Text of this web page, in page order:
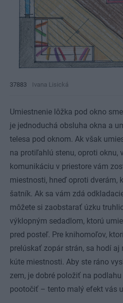
37883 Ivana Lisická
Umiestnenie lôžka pod okno
je jednoduchá obsluha okna a
telesa pod oknom. Ak však
na protiľahlú stenu, oproti oknu,
komunikáciu v priestore vám
miestnosti, hneď oproti dverám,
šatník. Ak sa vám zdá
môžete si zaobstarať úzku
výklopným sedadlom, ktorú
pred posteľ. Pre knihomoľov,
prelúskať zopár strán, sa hodí aj
kúte miestnosti. Aby ste ráno
zem, je dobré položiť na
pootočiť – tento malý efekt vás